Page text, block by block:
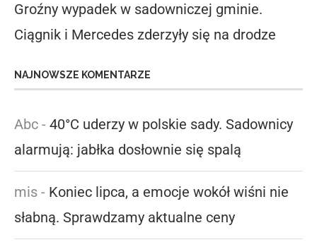
Groźny wypadek w sadowniczej gminie.
Ciągnik i Mercedes zderzyły się na drodze
NAJNOWSZE KOMENTARZE
Abc - 40°C uderzy w polskie sady. Sadownicy
alarmują: jabłka dosłownie się spalą
mis - Koniec lipca, a emocje wokół wiśni nie
słabną. Sprawdzamy aktualne ceny